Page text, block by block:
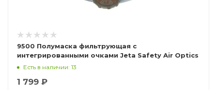
9500 Полумаска фильтрующая с
интегрированными очками Jeta Safety Air Optics
Есть в наличии: 13
1 799 ₽